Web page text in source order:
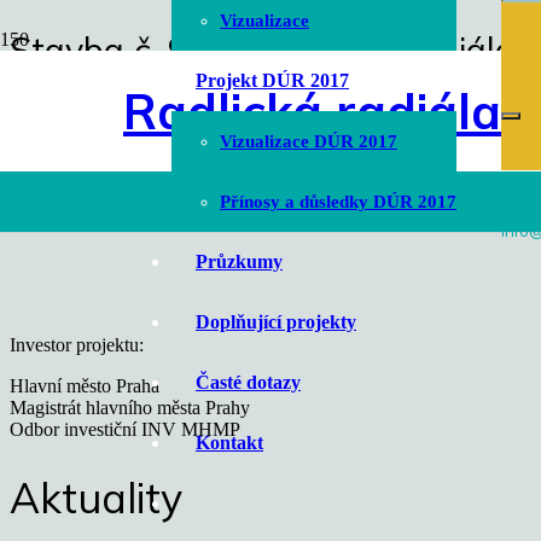
Radlická radiála
Vizualizace
Projekt DÚR 2017
Vizualizace DÚR 2017
Přínosy a důsledky DÚR 2017
Průzkumy
Doplňující projekty
Časté dotazy
Kontakt
Stavba č. 9567 Radlická radiála
Pohled na technologické centrum TGC Radlice východ
Investor projektu:
Hlavní město Praha
Magistrát hlavního města Prahy
Odbor investiční INV MHMP
Aktuality